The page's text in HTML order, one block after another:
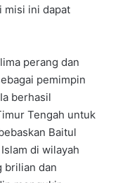
misi ini dapat
perang dan
pemimpin
berhasil
Tengah untuk
Baitul
di wilayah
brilian dan